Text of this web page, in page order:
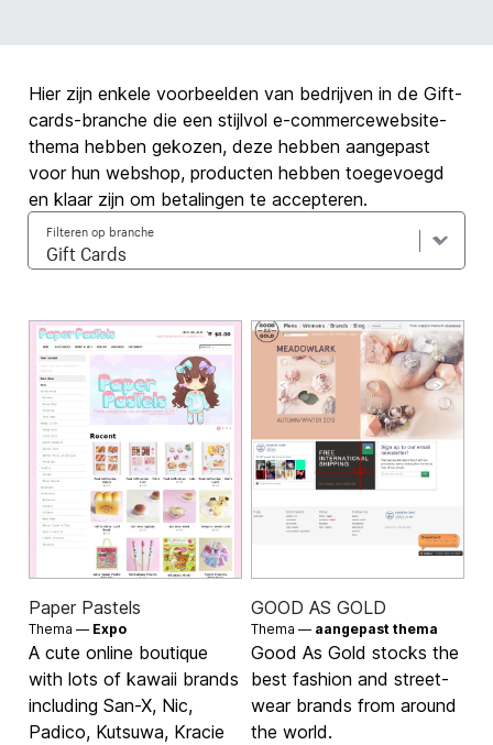
Hier zijn enkele voorbeelden van bedrijven in de Gift-
cards-branche die een stijlvol e-commercewebsite-
thema hebben gekozen, deze hebben aangepast
voor hun webshop, producten hebben toegevoegd
en klaar zijn om betalingen te accepteren.
Filteren op branche
Paper Pastels
Thema — Expo
A cute online boutique
with lots of kawaii brands
including San-X, Nic,
Padico, Kutsuwa, Kracie
GOOD AS GOLD
Thema — aangepast thema
Good As Gold stocks the
best fashion and street-
wear brands from around
the world.